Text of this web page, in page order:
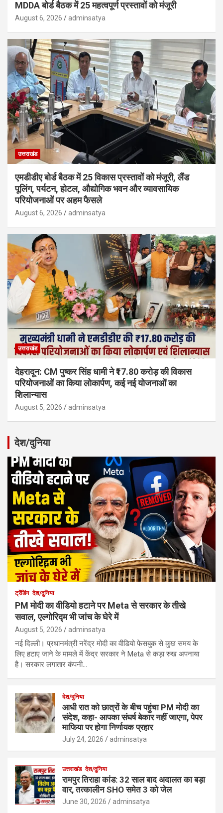
MDDA बोर्ड बैठक में 25 महत्वपूर्ण प्रस्तावों को मंजूरी
August 6, 2026 adminsatya
उत्तराखंड
एमडीडीए बोर्ड बैठक में 25 विकास प्रस्तावों को मंजूरी, लैंड
पूलिंग, पर्यटन, होटल, औद्योगिक भवन और व्यावसायिक
परियोजनाओं पर अहम फैसले
August 6, 2026 adminsatya
उत्तराखंड
देहरादून: CM पुष्कर सिंह धामी ने ₹17.80 करोड़ की विकास
परियोजनाओं का किया लोकार्पण, कई नई योजनाओं का
शिलान्यास
August 5, 2026 adminsatya
देश/दुनिया
ट्रेंडिंग देश/दुनिया
PM मोदी का वीडियो हटाने पर Meta से सरकार के तीखे
सवाल, एल्गोरिद्म भी जांच के घेरे में
August 5, 2026 adminsatya
नई दिल्ली। प्रधानमंत्री नरेंद्र मोदी का वीडियो फेसबुक से कुछ समय के
लिए हटाए जाने के मामले में केंद्र सरकार ने Meta से कड़ा रुख अपनाया
है। सरकार लगातार कंपनी…
देश/दुनिया
आधी रात को छात्रों के बीच पहुंचा PM मोदी का
संदेश, कहा- आपका संघर्ष बेकार नहीं जाएगा, पेपर
माफिया पर होगा निर्णायक प्रहार
July 24, 2026 adminsatya
उत्तराखंड देश/दुनिया
रामपुर तिराहा कांड: 32 साल बाद अदालत का बड़ा
वार, तत्कालीन SHO समेत 3 को जेल
June 30, 2026 adminsatya